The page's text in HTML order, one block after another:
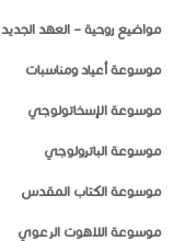
مواضيع روحية – العهد الجديد
موسوعة أعياد ومناسبات
موسوعة الإسخاتولوجي
موسوعة الباترولوجي
موسوعة الكتاب المقدس
موسوعة اللاهوت الرعوي